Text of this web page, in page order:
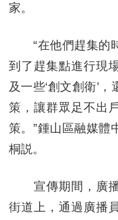
家。
“在他們趕集的時
到了趕集點進行現
及一些‘創文創衛’
策，讓群眾足不出
策。”鍾山區融媒體
桐説。
宣傳期間，廣播
街道上，通過廣播